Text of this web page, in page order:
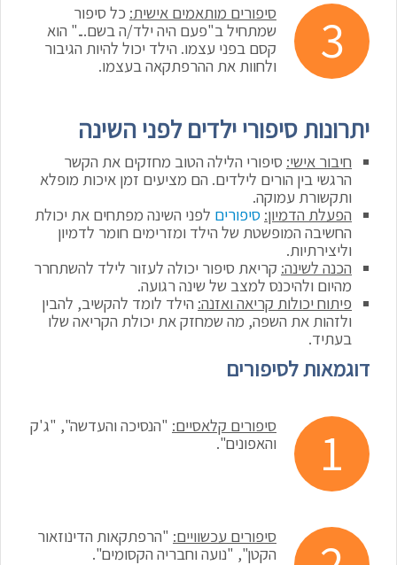
סיפורים מותאמים אישית: כל סיפור
שמתחיל ב"פעם היה ילד/ה בשם..." הוא
קסם בפני עצמו. הילד יכול להיות הגיבור
ולחוות את ההרפתקאה בעצמו.
יתרונות סיפורי ילדים לפני השינה
חיבור אישי: סיפורי הלילה הטוב מחזקים את הקשר
הרגשי בין הורים לילדים. הם מציעים זמן איכות מופלא
ותקשורת עמוקה.
הפעלת הדמיון: סיפורים לפני השינה מפתחים את יכולת
החשיבה המופשטת של הילד ומזרימים חומר לדמיון
וליצירתיות.
הכנה לשינה: קריאת סיפור יכולה לעזור לילד להשתחרר
מהיום ולהיכנס למצב של שינה רגועה.
פיתוח יכולות קריאה ואזנה: הילד לומד להקשיב, להבין
ולזהות את השפה, מה שמחזק את יכולת הקריאה שלו
בעתיד.
דוגמאות לסיפורים
סיפורים קלאסיים: "הנסיכה והעדשה", "ג'ק
והאפונים".
סיפורים עכשוויים: "הרפתקאות הדינוזאור
הקטן", "נועה וחבריה הקסומים".